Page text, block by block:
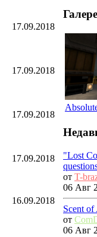
17.09.2018
17.09.2018
17.09.2018
17.09.2018
16.09.2018
"Lost
от T-
06 Авг
Scent of
от
06 Авг